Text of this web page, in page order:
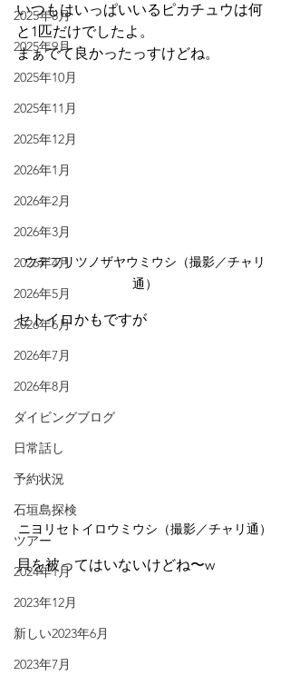
2025年8月
2025年9月
2025年10月
2025年11月
2025年12月
2026年1月
2026年2月
2026年3月
2026年4月
2026年5月
2026年6月
2026年7月
2026年8月
ダイビングブログ
日常話し
予約状況
石垣島探検
ツアー
2024年1月
2023年12月
新しい2023年6月
2023年7月
いつもはいっぱいいるピカチュウは何
と1匹だけでしたよ。
まぁでて良かったっすけどね。
ウデフリツノザヤウミウシ（撮影／チャリ
通）
セトイロかもですが
ニヨリセトイロウミウシ（撮影／チャリ通）
貝を被ってはいないけどね〜w